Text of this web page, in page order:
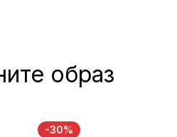
образ
-30%